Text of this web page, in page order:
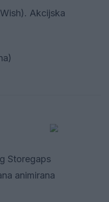
Akcijska
Storegaps
animirana